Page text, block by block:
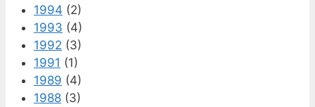
1994 (2)
1993 (4)
1992 (3)
1991 (1)
1989 (4)
1988 (3)